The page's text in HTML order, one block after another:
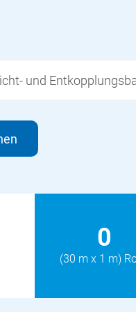
0
(30 m x 1 m)